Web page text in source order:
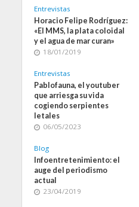
Entrevistas
Horacio Felipe Rodríguez:
«El MMS, la plata coloidal
y el agua de mar curan»
18/01/2019
Entrevistas
Pablofauna, el youtuber
que arriesga su vida
cogiendo serpientes
letales
06/05/2023
Blog
Infoentretenimiento: el
auge del periodismo
actual
23/04/2019